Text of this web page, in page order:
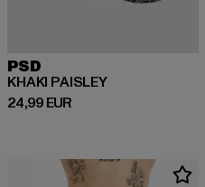
PSD
KHAKI PAISLEY
24,99 EUR
Derzeitiger Preis: 24,99 EUR